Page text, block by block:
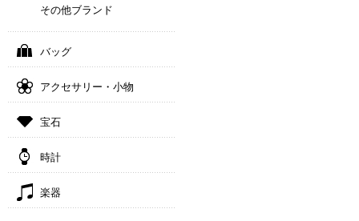
その他ブランド
バッグ
アクセサリー・小物
宝石
時計
楽器